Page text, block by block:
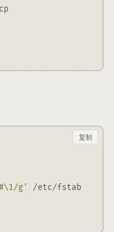
g'
/etc/fstab
复制